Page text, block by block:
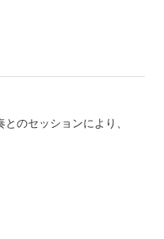
のセッションにより、